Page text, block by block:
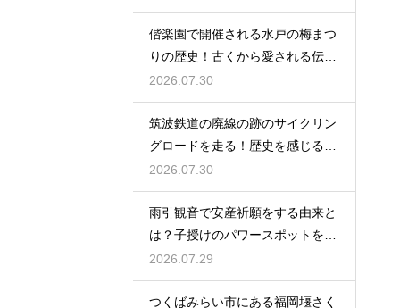
偕楽園で開催される水戸の梅まつ
りの歴史！古くから愛される伝統
の由来
2026.07.30
筑波鉄道の廃線の跡のサイクリン
グロードを走る！歴史を感じる自
転車の旅
2026.07.30
雨引観音で安産祈願をする由来と
は？子授けのパワースポットを徹
底解説
2026.07.29
つくばみらい市にある福岡堰さく